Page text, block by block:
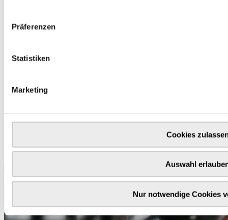
Präferenzen
Statistiken
Marketing
Cookies
Auswahl
Nur notwendige Cookies